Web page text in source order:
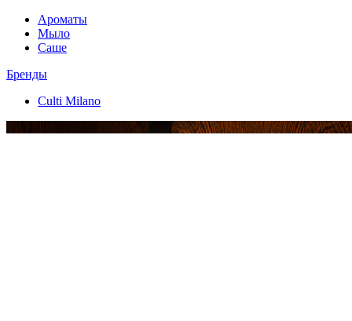
Ароматы
Мыло
Саше
Бренды
Culti Milano